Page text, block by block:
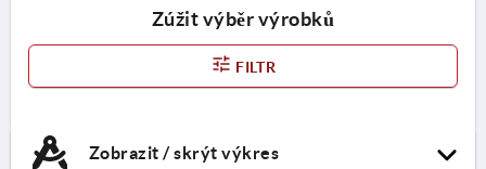
Zúžit výběr výrobků
FILTR
Zobrazit / skrýt výkres